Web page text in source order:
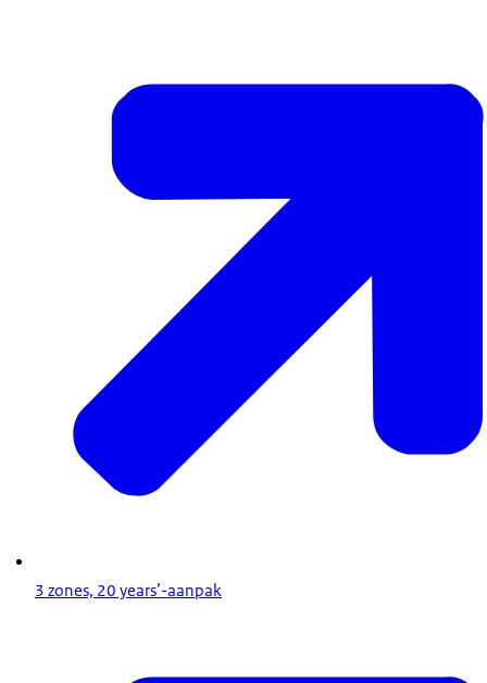
3 zones, 20 years’-aanpak